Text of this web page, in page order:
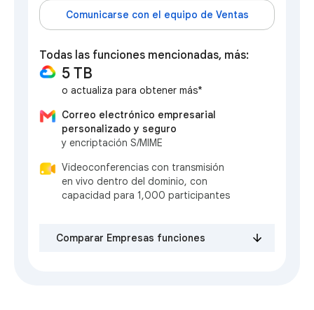
Comunicarse con el equipo de Ventas
Todas las funciones mencionadas, más:
5 TB
o actualiza para obtener más*
Correo electrónico empresarial
personalizado y seguro
y encriptación S/MIME
Videoconferencias con transmisión
en vivo dentro del dominio, con
capacidad para 1,000 participantes
Comparar Empresas funciones